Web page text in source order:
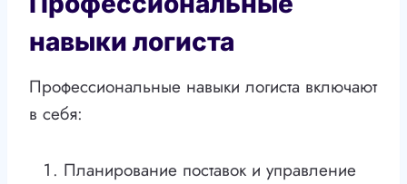
навыки логиста
Профессиональные навыки логиста включают
в себя:
Планирование поставок и управление